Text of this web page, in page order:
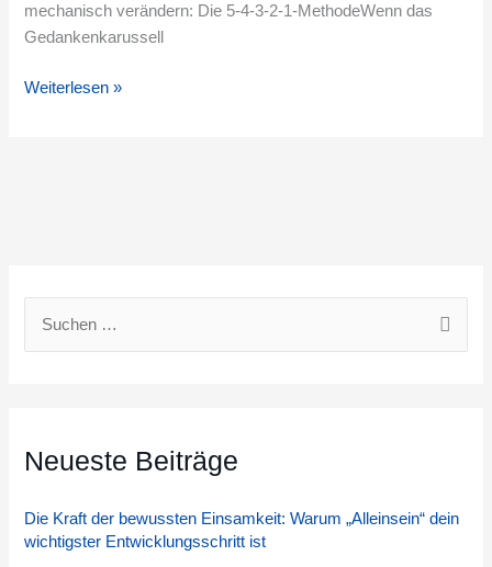
mechanisch verändern: Die 5-4-3-2-1-MethodeWenn das
Gedankenkarussell
Weiterlesen »
e
n
a
Neueste Beiträge
Die Kraft der bewussten Einsamkeit: Warum „Alleinsein“ dein
wichtigster Entwicklungsschritt ist